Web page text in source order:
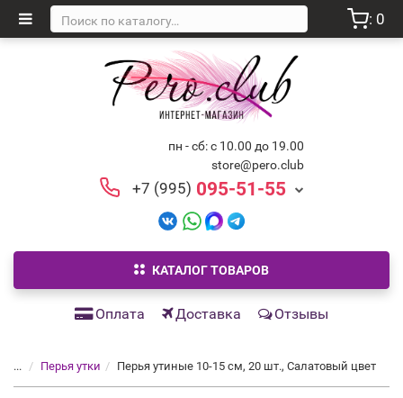
: 0
пн - сб: с 10.00 до 19.00
store@pero.club
+7 (995) 095-51-55
КАТАЛОГ ТОВАРОВ
Оплата Доставка Отзывы
... Перья утки Перья утиные 10-15 см, 20 шт., Салатовый цвет